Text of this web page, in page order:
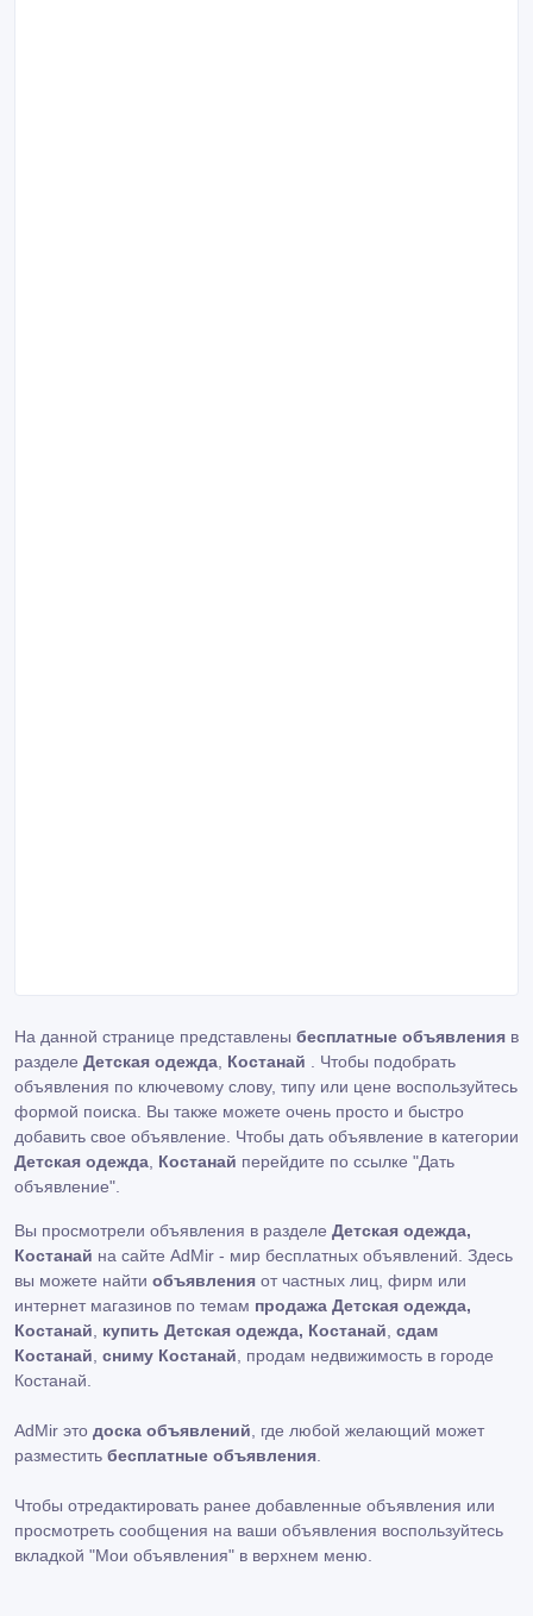
На данной странице представлены бесплатные объявления в
разделе Детская одежда Костанай . Чтобы подобрать
объявления по ключевому слову, типу или цене воспользуйтесь
формой поиска. Вы также можете очень просто и быстро
добавить свое объявление. Чтобы дать объявление в категории
Детская одежда Костанай перейдите по ссылке "Дать
объявление"
Вы просмотрели объявления в разделе Детская одежда,
Костанай на сайте AdMir - мир бесплатных объявлений. Здесь
вы можете найти объявления от частных лиц, фирм или
интернет магазинов по темам продажа Детская одежда,
Костанай
купить Детская одежда, Костанай сдам
Костанай сниму Костанай , продам недвижимость в городе
Костанай.
AdMir это доска объявлений , где любой желающий может
разместить бесплатные объявления
Чтобы отредактировать ранее добавленные объявления или
просмотреть сообщения на ваши объявления воспользуйтесь
вкладкой "Мои объявления" в верхнем меню.